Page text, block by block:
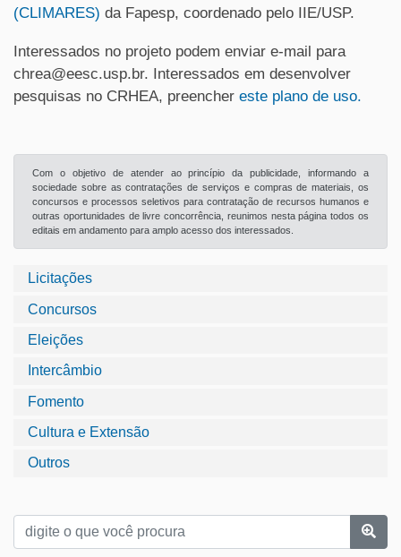
Licitações
Concursos
Eleições
Intercâmbio
Fomento
Cultura e Extensão
Outros
(CLIMARES) da Fapesp, coordenado pelo IIE/USP.
Interessados no projeto podem enviar e-mail para
chrea@eesc.usp.br. Interessados em desenvolver
pesquisas no CRHEA, preencher este plano de uso.
Com o objetivo de atender ao princípio da publicidade, informando a
sociedade sobre as contratações de serviços e compras de materiais, os
concursos e processos seletivos para contratação de recursos humanos e
outras oportunidades de livre concorrência, reunimos nesta página todos os
editais em andamento para amplo acesso dos interessados.